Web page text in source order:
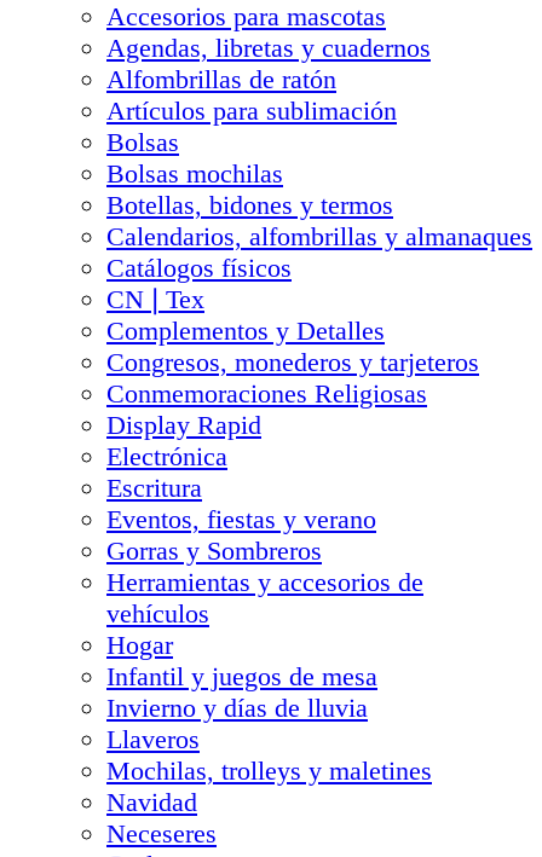
Accesorios para mascotas
Agendas, libretas y cuadernos
Alfombrillas de ratón
Artículos para sublimación
Bolsas
Bolsas mochilas
Botellas, bidones y termos
Calendarios, alfombrillas y almanaques
Catálogos físicos
CN❘Tex
Complementos y Detalles
Congresos, monederos y tarjeteros
Conmemoraciones Religiosas
Display Rapid
Electrónica
Escritura
Eventos, fiestas y verano
Gorras y Sombreros
Herramientas y accesorios de
vehículos
Hogar
Infantil y juegos de mesa
Invierno y días de lluvia
Llaveros
Mochilas, trolleys y maletines
Navidad
Neceseres